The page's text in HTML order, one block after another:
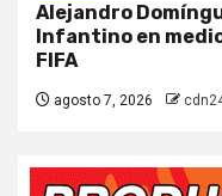
Alejandro
Infantino en
FIFA
agosto 7, 2026